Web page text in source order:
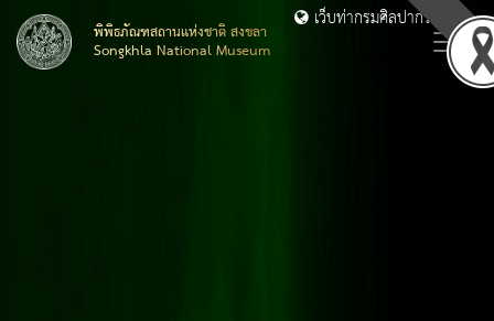
พิพิธภัณฑสถานแห่งชาติ สงขลา
Songkhla National Museum
เว็บท่ากรมศิลปากร